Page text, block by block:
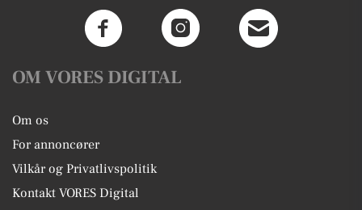
OM VORES DIGITAL
Om os
For annoncører
Vilkår og Privatlivspolitik
Kontakt VORES Digital